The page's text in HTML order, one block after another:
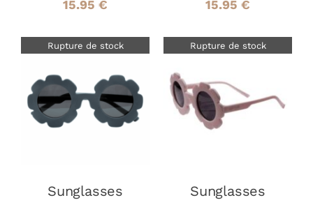
15.95 € 15.95 €
Rupture de stock
DÉTAILS
Sunglasses
Rupture de stock
DÉTAILS
Sunglasses